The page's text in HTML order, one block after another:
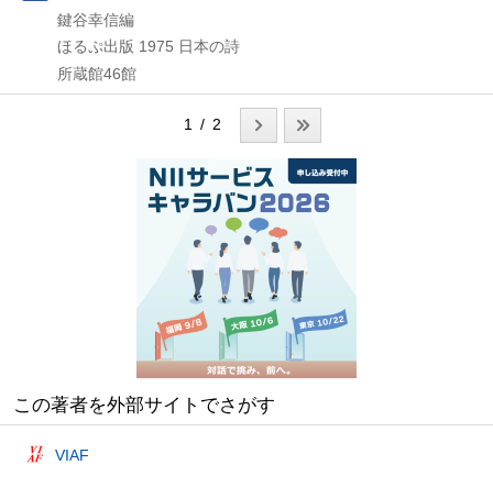
鍵谷幸信編
ほるぷ出版 1975 日本の詩
所蔵館46館
1 / 2
この著者を外部サイトでさがす
VIAF